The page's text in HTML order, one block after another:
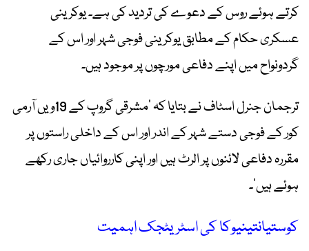
کرتے ہوئے روس کے دعوے کی تردید کی ہے۔ یوکرینی
عسکری حکام کے مطابق یوکرینی فوجی شہر اور اس کے
گردونواح میں اپنے دفاعی مورچوں پر موجود ہیں۔
ترجمان جنرل اسٹاف نے بتایا کہ ’مشرقی گروپ کے 19ویں آرمی
کور کے فوجی دستے شہر کے اندر اور اس کے داخلی راستوں پر
مقررہ دفاعی لائنوں پر الرٹ ہیں اور اپنی کارروائیاں جاری رکھے
ہوئے ہیں‘۔
کوستیانتینیوکا کی اسٹریٹجک اہمیت